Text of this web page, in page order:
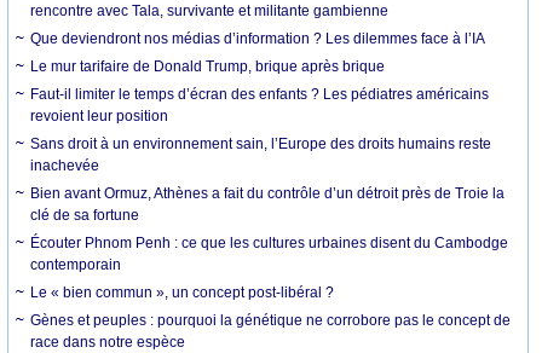
rencontre avec Tala, survivante et militante gambienne
Que deviendront nos médias d’information ? Les dilemmes face à l’IA
Le mur tarifaire de Donald Trump, brique après brique
Faut-il limiter le temps d’écran des enfants ? Les pédiatres américains
revoient leur position
Sans droit à un environnement sain, l’Europe des droits humains reste
inachevée
Bien avant Ormuz, Athènes a fait du contrôle d’un détroit près de Troie la
clé de sa fortune
Écouter Phnom Penh : ce que les cultures urbaines disent du Cambodge
contemporain
Le « bien commun », un concept post-libéral ?
Gènes et peuples : pourquoi la génétique ne corrobore pas le concept de
race dans notre espèce